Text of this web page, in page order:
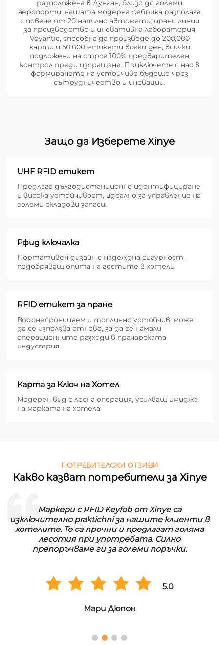
разположена в Дунган, близо до големи
аеропорти, нашата модерна фабрика разполага
с повече от 20 напълно автоматизирани линии
за производство и иновативна лаборатория
Voyantic, способна да произведе до 200,000
карти и 50,000 етикети всеки ден, всички
подложени на строг 100% предварителен
контрол преди изпращане. Приключете с нас в
формирането на устойчиво бъдеще чрез
сътрудничество и иновации.
Защо да Изберете Xinye
UHF RFID етикет
Предлага дългодистанционно идентифициране
и висока устойчивост, идеално за управление на
големи складови запаси.
Рфид ключалка
Портативен дизайн с надеждна сигурност,
подобряващ опита на гостите в хотели
RFID етикет за пране
Водонепроницаем и топлинно устойчив, може
да се използва отново, за да се намали
операционните разходи в прачарската
индустрия.
Карта за Ключ на Хотел
Модерен вид с лесна операция, усилващ имиджа
на марката на хотела.
ПОТРЕБИТЕЛСКИ ОТЗИВИ
Какво казват потребители за Xinye
Маркери с RFID Keyfob от Xinye са
изключително praktichni за нашите клиенти в
хотелите. Те са прочни и предлагат голяма
лесотия при употребата. Силно
препоръчваме ги за големи поръчки.
5.0
Мари Дюпон